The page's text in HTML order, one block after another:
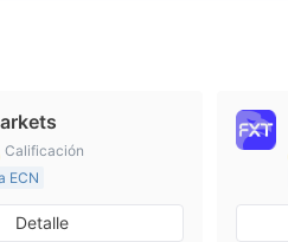
Calificación
ECN
15 años
en Australia
Detalle